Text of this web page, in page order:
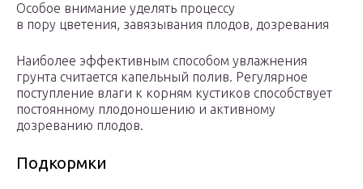
Особое внимание уделять процессу
в пору цветения, завязывания плодов, дозревания
Наиболее эффективным способом увлажнения
грунта считается капельный полив. Регулярное
поступление влаги к корням кустиков способствует
постоянному плодоношению и активному
дозреванию плодов.
Подкормки